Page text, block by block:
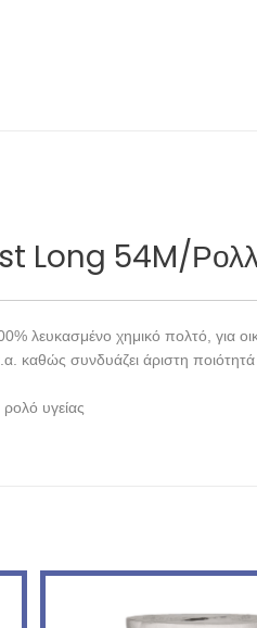
Long 54M/
λευκασμένο χημικό πολτό, για
καθώς συνδυάζει άριστη
υγείας